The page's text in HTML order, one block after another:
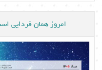
امروز همان فردایی